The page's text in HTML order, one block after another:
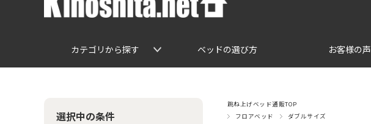
カテゴリから探す ベッドの選び方 お客様の声
跳ね上げベッド通販TOP
フロアベッド
ダブルサイズ
選択中の条件